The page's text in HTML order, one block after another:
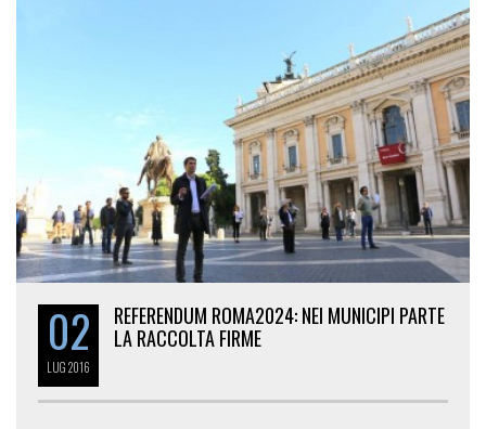
02
LUG2016
REFERENDUM ROMA2024: NEI MUNICIPI PARTE
LA RACCOLTA FIRME